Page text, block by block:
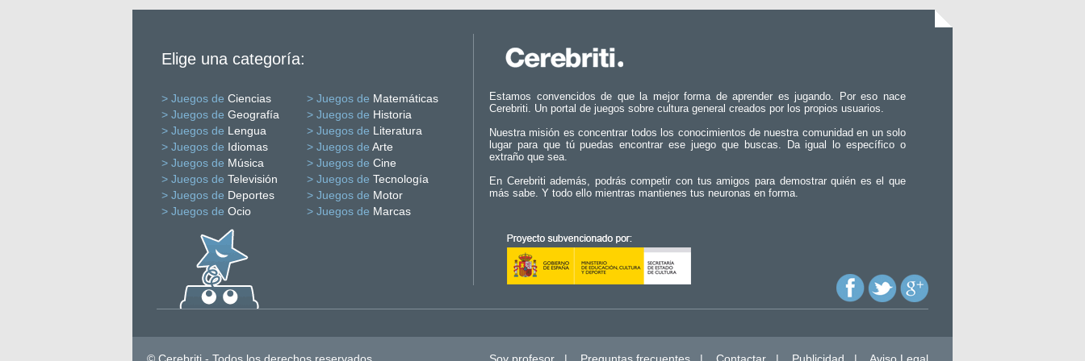
Elige una categoría:
> Juegos de Ciencias > Juegos de Matemáticas
> Juegos de Geografía > Juegos de Historia
> Juegos de Lengua > Juegos de Literatura
> Juegos de Idiomas > Juegos de Arte
> Juegos de Música > Juegos de Cine
> Juegos de Televisión > Juegos de Tecnología
> Juegos de Deportes > Juegos de Motor
> Juegos de Ocio > Juegos de Marcas
Estamos convencidos de que la mejor forma de aprender es jugando. Por eso nace
Cerebriti. Un portal de juegos sobre cultura general creados por los propios usuarios.
Nuestra misión es concentrar todos los conocimientos de nuestra comunidad en un solo
lugar para que tú puedas encontrar ese juego que buscas. Da igual lo específico o
extraño que sea.
En Cerebriti además, podrás competir con tus amigos para demostrar quién es el que
más sabe. Y todo ello mientras mantienes tus neuronas en forma.